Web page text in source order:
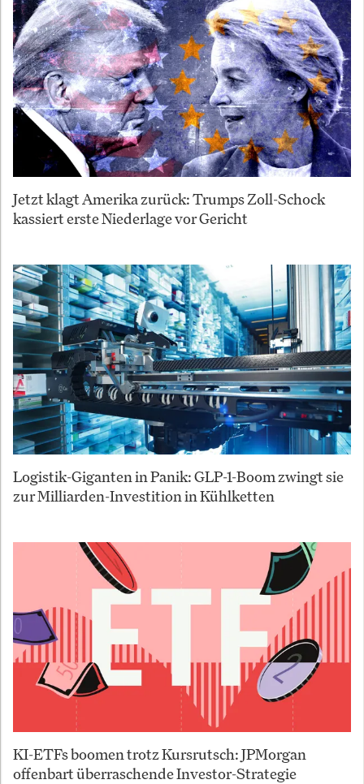
Jetzt klagt Amerika zurück: Trumps Zoll-Schock
kassiert erste Niederlage vor Gericht
Logistik-Giganten in Panik: GLP-1-Boom zwingt sie
zur Milliarden-Investition in Kühlketten
KI-ETFs boomen trotz Kursrutsch: JPMorgan
offenbart überraschende Investor-Strategie